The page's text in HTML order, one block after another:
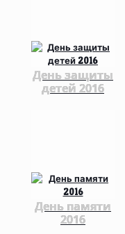
День защиты
детей 2016
День памяти
2016